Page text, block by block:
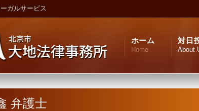
ガルサービス
ホーム
Home
対日
About
弁護士